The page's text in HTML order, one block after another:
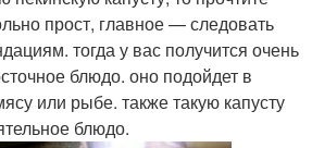
прост, главное — следовать
тогда у вас получится очень
блюдо. оно подойдет в
или рыбе. также такую капусту
блюдо.